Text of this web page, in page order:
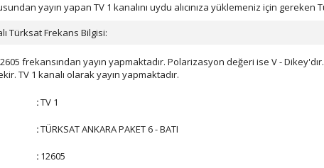
yayın yapan TV 1 kanalını uydu alıcınıza yüklemeniz için gereken
Türksat Frekans Bilgisi:
frekansından yayın yapmaktadır. Polarizasyon değeri ise V -
TV 1 kanalı olarak yayın yapmaktadır.
:TV 1
:TÜRKSAT ANKARA PAKET 6 - BATI
: 12605